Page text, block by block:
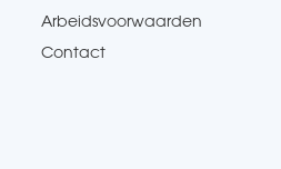
Arbeidsvoorwaarden
Contact